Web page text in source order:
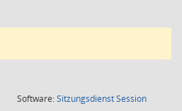
Software:SitzungsdienstSession(Wird in